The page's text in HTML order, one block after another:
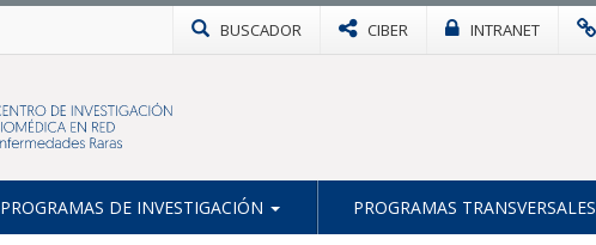
BUSCADOR CIBER INTRANET
PROGRAMAS DE INVESTIGACIÓN PROGRAMAS TRANSVERSALES